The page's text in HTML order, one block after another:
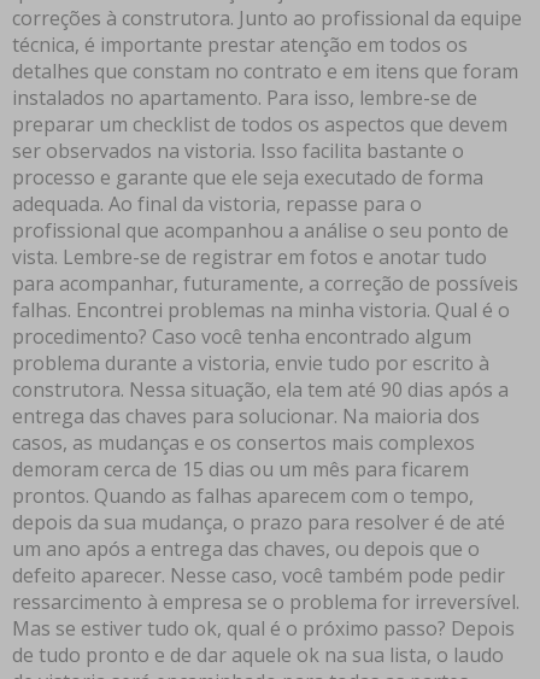
correções à construtora. Junto ao profissional da equipe
técnica, é importante prestar atenção em todos os
detalhes que constam no contrato e em itens que foram
instalados no apartamento. Para isso, lembre-se de
preparar um checklist de todos os aspectos que devem
ser observados na vistoria. Isso facilita bastante o
processo e garante que ele seja executado de forma
adequada. Ao final da vistoria, repasse para o
profissional que acompanhou a análise o seu ponto de
vista. Lembre-se de registrar em fotos e anotar tudo
para acompanhar, futuramente, a correção de possíveis
falhas. Encontrei problemas na minha vistoria. Qual é o
procedimento? Caso você tenha encontrado algum
problema durante a vistoria, envie tudo por escrito à
construtora. Nessa situação, ela tem até 90 dias após a
entrega das chaves para solucionar. Na maioria dos
casos, as mudanças e os consertos mais complexos
demoram cerca de 15 dias ou um mês para ficarem
prontos. Quando as falhas aparecem com o tempo,
depois da sua mudança, o prazo para resolver é de até
um ano após a entrega das chaves, ou depois que o
defeito aparecer. Nesse caso, você também pode pedir
ressarcimento à empresa se o problema for irreversível.
Mas se estiver tudo ok, qual é o próximo passo? Depois
de tudo pronto e de dar aquele ok na sua lista, o laudo